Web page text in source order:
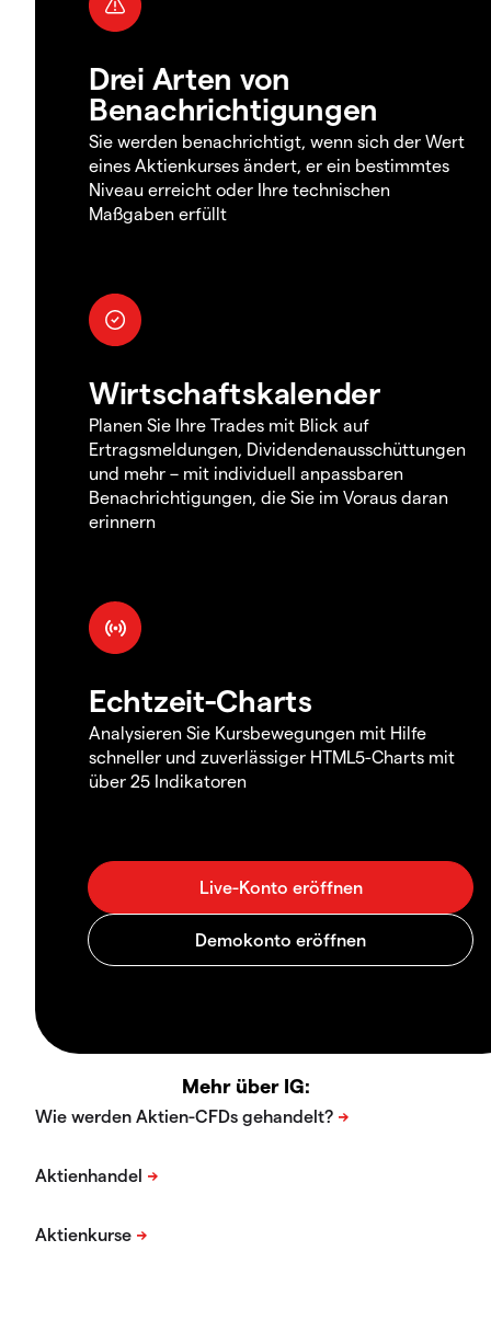
Drei Arten von
Benachrichtigungen
Sie werden benachrichtigt, wenn sich der Wert
eines Aktienkurses ändert, er ein bestimmtes
Niveau erreicht oder Ihre technischen
Maßgaben erfüllt
Wirtschaftskalender
Planen Sie Ihre Trades mit Blick auf
Ertragsmeldungen, Dividendenausschüttungen
und mehr – mit individuell anpassbaren
Benachrichtigungen, die Sie im Voraus daran
erinnern
Echtzeit-Charts
Analysieren Sie Kursbewegungen mit Hilfe
schneller und zuverlässiger HTML5-Charts mit
über 25 Indikatoren
Mehr über IG: